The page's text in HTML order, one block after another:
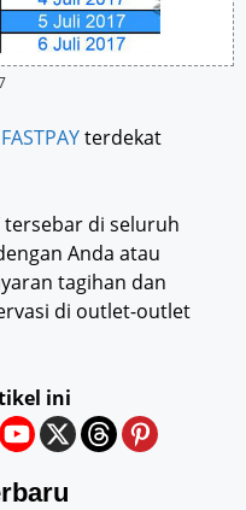
FASTPAYterdekat
tersebar di seluruh
Anda atau
tagihan dan
di outlet-outlet
ini